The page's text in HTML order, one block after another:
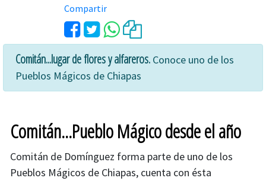
Compartir
Comitán...lugar de flores y alfareros. Conoce uno de los
Pueblos Mágicos de Chiapas
Comitán...Pueblo Mágico desde el año
Comitán de Domínguez forma parte de uno de los
Pueblos Mágicos de Chiapas, cuenta con ésta